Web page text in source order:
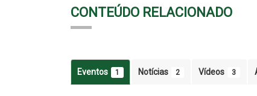
CONTEÚDO RELACIONADO
Eventos 1 Notícias 2 Vídeos 3